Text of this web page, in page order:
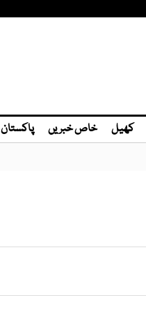
کھیل خاص خبریں پاکستان